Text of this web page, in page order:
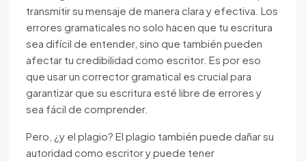
transmitir su mensaje de manera clara y efectiva. Los
errores gramaticales no solo hacen que tu escritura
sea difícil de entender, sino que también pueden
afectar tu credibilidad como escritor. Es por eso
que usar un corrector gramatical es crucial para
garantizar que su escritura esté libre de errores y
sea fácil de comprender.
Pero, ¿y el plagio? El plagio también puede dañar su
autoridad como escritor y puede tener